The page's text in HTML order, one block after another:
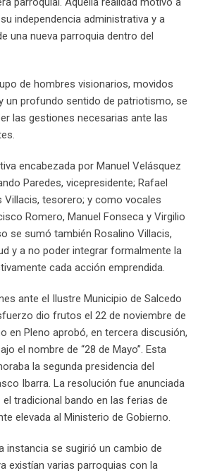
independencia administrativa y a
una nueva parroquia dentro del
de hombres visionarios, movidos
un profundo sentido de patriotismo, se
las gestiones necesarias ante las
encabezada por Manuel Velásquez
Paredes, vicepresidente; Rafael
Villacis, tesorero; y como vocales
Romero, Manuel Fonseca y Virgilio
se sumó también Rosalino Villacis,
y a no poder integrar formalmente la
cada acción emprendida.
ante el Ilustre Municipio de Salcedo
dio frutos el 22 de noviembre de
en Pleno aprobó, en tercera discusión,
el nombre de “28 de Mayo”. Esta
la segunda presidencia del
Ibarra. La resolución fue anunciada
tradicional bando en las ferias de
elevada al Ministerio de Gobierno.
instancia se sugirió un cambio de
existían varias parroquias con la